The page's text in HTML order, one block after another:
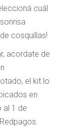
cuál
cosquillas!
acordate de
el kit lo
en
al 1 de